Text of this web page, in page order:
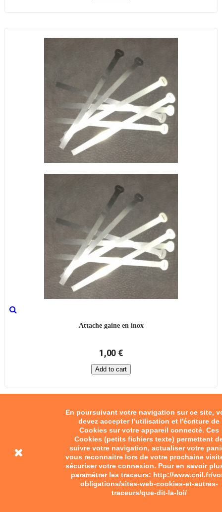
En poursuivant votre navigation sur ce site,
devez accepter l’utilisation et l'écriture de
Cookies sur votre appareil connecté. Ces
Cookies (petits fichiers texte) permettent
suivre votre navigation, actualiser votre
vous reconnaitre lors de votre prochaine
sécuriser votre connexion. Pour en savoir
paramétrer les traceurs: http://www.cnil.fr/
obligations/sites-web-cookies-et-autres-
traceurs/que-dit-la-loi/
Attache gaine en inox
1,00 €
Add to cart